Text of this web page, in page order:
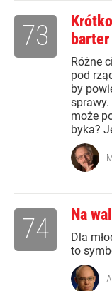
barter
Różne
pod
by
sprawy.
może
byka?
73
Na
Dla
to
74